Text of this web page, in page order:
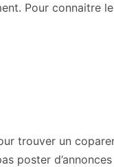
Pour connaitre
trouver un
poster